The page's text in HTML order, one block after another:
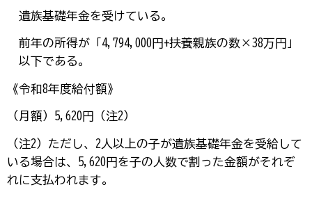
遺族基礎年金を受けている。
前年の所得が「4,794,000円+扶養親族の数×38万円」
以下である。
《令和8年度給付額》
（月額）5,620円（注2）
（注2）ただし、2人以上の子が遺族基礎年金を受給して
いる場合は、5,620円を子の人数で割った金額がそれぞ
れに支払われます。